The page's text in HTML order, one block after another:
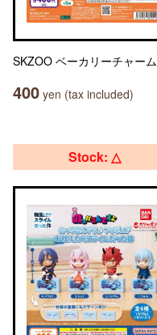
SKZOO ベーカリーチャーム
400 yen (tax included)
Stock: △